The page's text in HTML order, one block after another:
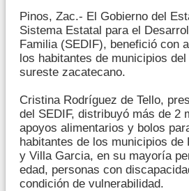
Pinos, Zac.- El Gobierno del
Sistema Estatal para el
Familia (SEDIF), benefició con
los habitantes de municipios
sureste zacatecano.
Cristina Rodríguez de Tello,
del SEDIF, distribuyó más de 2
apoyos alimentarios y bolos
habitantes de los municipios de
y Villa Garcia, en su mayoría
edad, personas con
condición de vulnerabilidad.